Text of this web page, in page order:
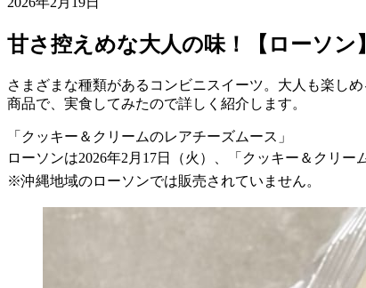
甘さ控えめな大人の味！【ローソ
さまざまな種類があるコンビニスイーツ。大人も楽し
商品で、実食してみたので詳しく紹介します。
「クッキー＆クリームのレアチーズムース」
ローソンは2026年2月17日（火）、「クッキー＆クリ
※沖縄地域のローソンでは販売されていません。